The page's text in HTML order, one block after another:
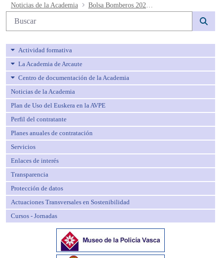
Bolsa Bomberos 2022. Inicio segunda
Noticias de la Academia
Búsqueda web
Actividad formativa
La Academia de Arcaute
Centro de documentación de la Academia
Noticias de la Academia
Plan de Uso del Euskera en la AVPE
Perfil del contratante
Planes anuales de contratación
Servicios
Enlaces de interés
Transparencia
Protección de datos
Actuaciones Transversales en Sostenibilidad
Cursos - Jornadas